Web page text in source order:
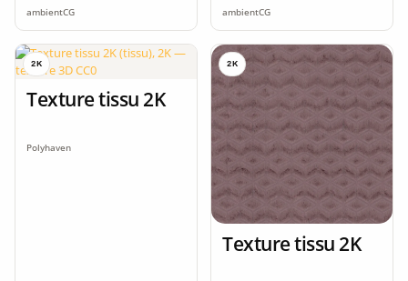
ambientCG ambientCG
2K
Texture tissu 2K
Polyhaven
2K
Texture tissu 2K